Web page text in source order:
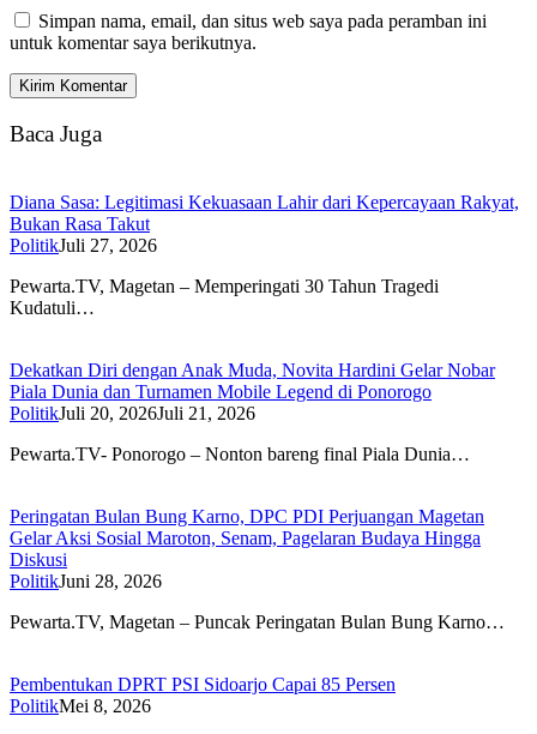
Simpan nama, email, dan situs web saya pada peramban ini
untuk komentar saya berikutnya.
Baca Juga
Diana Sasa: Legitimasi Kekuasaan Lahir dari Kepercayaan Rakyat,
Bukan Rasa Takut
PolitikJuli 27, 2026
Pewarta.TV, Magetan – Memperingati 30 Tahun Tragedi
Kudatuli…
Dekatkan Diri dengan Anak Muda, Novita Hardini Gelar Nobar
Piala Dunia dan Turnamen Mobile Legend di Ponorogo
PolitikJuli 20, 2026Juli 21, 2026
Pewarta.TV- Ponorogo – Nonton bareng final Piala Dunia…
Peringatan Bulan Bung Karno, DPC PDI Perjuangan Magetan
Gelar Aksi Sosial Maroton, Senam, Pagelaran Budaya Hingga
Diskusi
PolitikJuni 28, 2026
Pewarta.TV, Magetan – Puncak Peringatan Bulan Bung Karno…
Pembentukan DPRT PSI Sidoarjo Capai 85 Persen
PolitikMei 8, 2026